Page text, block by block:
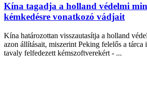
Kína tagadja a holland védelmi
kémkedésre vonatkozó vádjait
Kína határozottan visszautasítja a holland
azon állításait, miszerint Peking felelős a tárca
tavaly felfedezett kémszoftverekért - ...